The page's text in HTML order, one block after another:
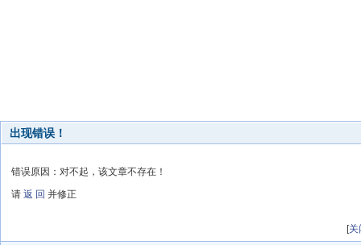
出现错误！
错误原因：对不起，该文章不存在！
请 返 回 并修正
[关